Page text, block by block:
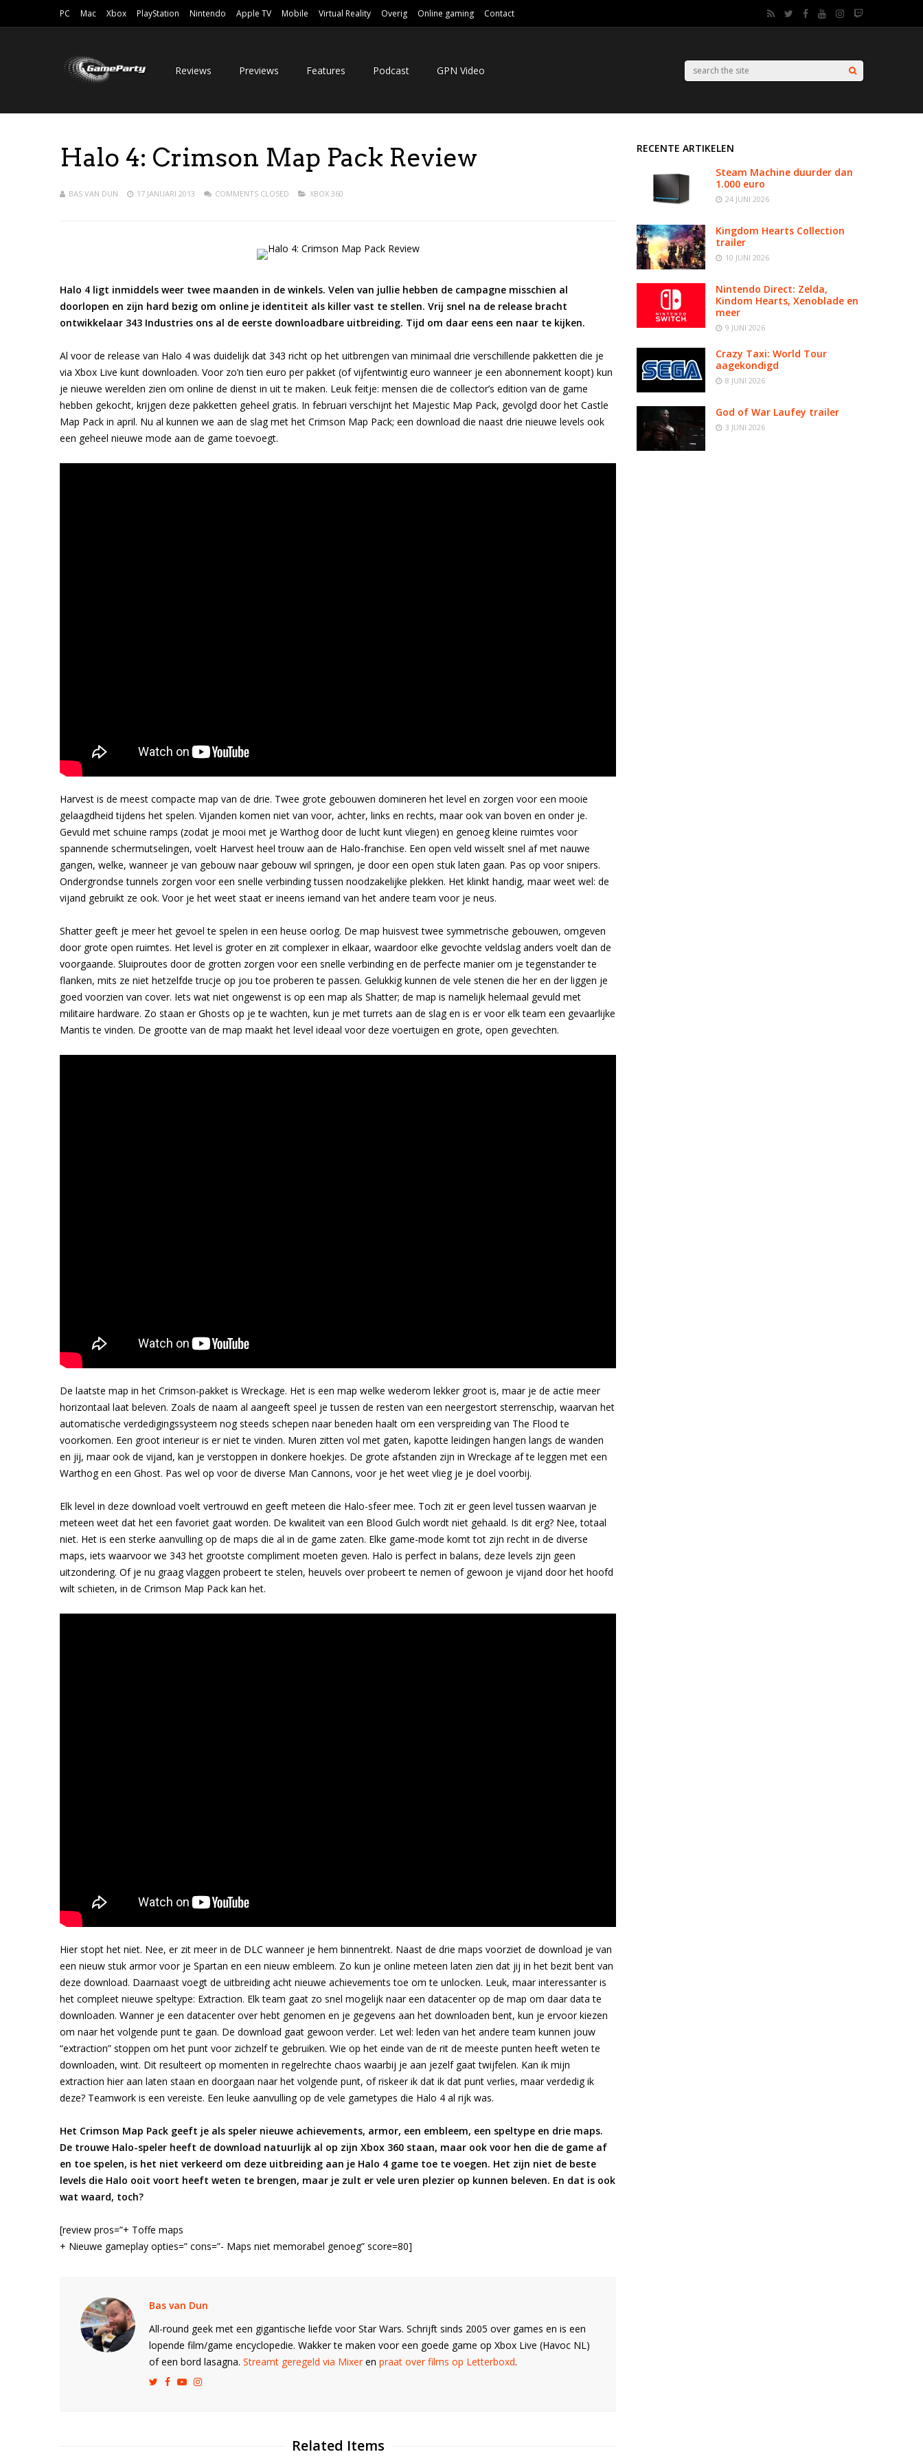
PC Mac Xbox PlayStation Nintendo Apple TV Mobile Virtual Reality Overig Online gaming Contact
Reviews Previews Features Podcast GPN Video
Halo 4: Crimson Map Pack Review
BAS VAN DUN 17 JANUARI 2013 COMMENTS CLOSED XBOX 360
Halo 4 ligt inmiddels weer twee maanden in de winkels. Velen van jullie hebben de campagne misschien al
doorlopen en zijn hard bezig om online je identiteit als killer vast te stellen. Vrij snel na de release bracht
ontwikkelaar 343 Industries ons al de eerste downloadbare uitbreiding. Tijd om daar eens een naar te kijken.
Al voor de release van Halo 4 was duidelijk dat 343 richt op het uitbrengen van minimaal drie verschillende pakketten die je
via Xbox Live kunt downloaden. Voor zo’n tien euro per pakket (of vijfentwintig euro wanneer je een abonnement koopt) kun
je nieuwe werelden zien om online de dienst in uit te maken. Leuk feitje: mensen die de collector’s edition van de game
hebben gekocht, krijgen deze pakketten geheel gratis. In februari verschijnt het Majestic Map Pack, gevolgd door het Castle
Map Pack in april. Nu al kunnen we aan de slag met het Crimson Map Pack; een download die naast drie nieuwe levels ook
een geheel nieuwe mode aan de game toevoegt.
Harvest is de meest compacte map van de drie. Twee grote gebouwen domineren het level en zorgen voor een mooie
gelaagdheid tijdens het spelen. Vijanden komen niet van voor, achter, links en rechts, maar ook van boven en onder je.
Gevuld met schuine ramps (zodat je mooi met je Warthog door de lucht kunt vliegen) en genoeg kleine ruimtes voor
spannende schermutselingen, voelt Harvest heel trouw aan de Halo-franchise. Een open veld wisselt snel af met nauwe
gangen, welke, wanneer je van gebouw naar gebouw wil springen, je door een open stuk laten gaan. Pas op voor snipers.
Ondergrondse tunnels zorgen voor een snelle verbinding tussen noodzakelijke plekken. Het klinkt handig, maar weet wel: de
vijand gebruikt ze ook. Voor je het weet staat er ineens iemand van het andere team voor je neus.
Shatter geeft je meer het gevoel te spelen in een heuse oorlog. De map huisvest twee symmetrische gebouwen, omgeven
door grote open ruimtes. Het level is groter en zit complexer in elkaar, waardoor elke gevochte veldslag anders voelt dan de
voorgaande. Sluiproutes door de grotten zorgen voor een snelle verbinding en de perfecte manier om je tegenstander te
flanken, mits ze niet hetzelfde trucje op jou toe proberen te passen. Gelukkig kunnen de vele stenen die her en der liggen je
goed voorzien van cover. Iets wat niet ongewenst is op een map als Shatter; de map is namelijk helemaal gevuld met
militaire hardware. Zo staan er Ghosts op je te wachten, kun je met turrets aan de slag en is er voor elk team een gevaarlijke
Mantis te vinden. De grootte van de map maakt het level ideaal voor deze voertuigen en grote, open gevechten.
De laatste map in het Crimson-pakket is Wreckage. Het is een map welke wederom lekker groot is, maar je de actie meer
horizontaal laat beleven. Zoals de naam al aangeeft speel je tussen de resten van een neergestort sterrenschip, waarvan het
automatische verdedigingssysteem nog steeds schepen naar beneden haalt om een verspreiding van The Flood te
voorkomen. Een groot interieur is er niet te vinden. Muren zitten vol met gaten, kapotte leidingen hangen langs de wanden
en jij, maar ook de vijand, kan je verstoppen in donkere hoekjes. De grote afstanden zijn in Wreckage af te leggen met een
Warthog en een Ghost. Pas wel op voor de diverse Man Cannons, voor je het weet vlieg je je doel voorbij.
Elk level in deze download voelt vertrouwd en geeft meteen die Halo-sfeer mee. Toch zit er geen level tussen waarvan je
meteen weet dat het een favoriet gaat worden. De kwaliteit van een Blood Gulch wordt niet gehaald. Is dit erg? Nee, totaal
niet. Het is een sterke aanvulling op de maps die al in de game zaten. Elke game-mode komt tot zijn recht in de diverse
maps, iets waarvoor we 343 het grootste compliment moeten geven. Halo is perfect in balans, deze levels zijn geen
uitzondering. Of je nu graag vlaggen probeert te stelen, heuvels over probeert te nemen of gewoon je vijand door het hoofd
wilt schieten, in de Crimson Map Pack kan het.
Hier stopt het niet. Nee, er zit meer in de DLC wanneer je hem binnentrekt. Naast de drie maps voorziet de download je van
een nieuw stuk armor voor je Spartan en een nieuw embleem. Zo kun je online meteen laten zien dat jij in het bezit bent van
deze download. Daarnaast voegt de uitbreiding acht nieuwe achievements toe om te unlocken. Leuk, maar interessanter is
het compleet nieuwe speltype: Extraction. Elk team gaat zo snel mogelijk naar een datacenter op de map om daar data te
downloaden. Wanner je een datacenter over hebt genomen en je gegevens aan het downloaden bent, kun je ervoor kiezen
om naar het volgende punt te gaan. De download gaat gewoon verder. Let wel: leden van het andere team kunnen jouw
“extraction” stoppen om het punt voor zichzelf te gebruiken. Wie op het einde van de rit de meeste punten heeft weten te
downloaden, wint. Dit resulteert op momenten in regelrechte chaos waarbij je aan jezelf gaat twijfelen. Kan ik mijn
extraction hier aan laten staan en doorgaan naar het volgende punt, of riskeer ik dat ik dat punt verlies, maar verdedig ik
deze? Teamwork is een vereiste. Een leuke aanvulling op de vele gametypes die Halo 4 al rijk was.
Het Crimson Map Pack geeft je als speler nieuwe achievements, armor, een embleem, een speltype en drie maps.
De trouwe Halo-speler heeft de download natuurlijk al op zijn Xbox 360 staan, maar ook voor hen die de game af
en toe spelen, is het niet verkeerd om deze uitbreiding aan je Halo 4 game toe te voegen. Het zijn niet de beste
levels die Halo ooit voort heeft weten te brengen, maar je zult er vele uren plezier op kunnen beleven. En dat is ook
wat waard, toch?
[review pros=”+ Toffe maps
+ Nieuwe gameplay opties=” cons=”- Maps niet memorabel genoeg” score=80]
Bas van Dun
All-round geek met een gigantische liefde voor Star Wars. Schrijft sinds 2005 over games en is een
lopende film/game encyclopedie. Wakker te maken voor een goede game op Xbox Live (Havoc NL)
of een bord lasagna. Streamt geregeld via Mixeren praat over films op Letterboxd.
Related Items
RECENTE ARTIKELEN
Steam Machine duurder dan
1.000 euro
24 JUNI 2026
Kingdom Hearts Collection
trailer
10 JUNI 2026
Nintendo Direct: Zelda,
Kindom Hearts, Xenoblade en
meer
9 JUNI 2026
Crazy Taxi: World Tour
aagekondigd
8 JUNI 2026
God of War Laufey trailer
3 JUNI 2026